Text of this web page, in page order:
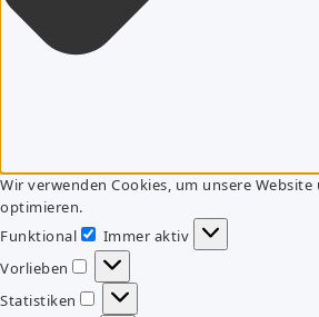
Wir verwenden Cookies, um unsere Website
optimieren.
Funktional
Funktional
Immer aktiv
Vorlieben
Vorlieben
Statistiken
Statistiken